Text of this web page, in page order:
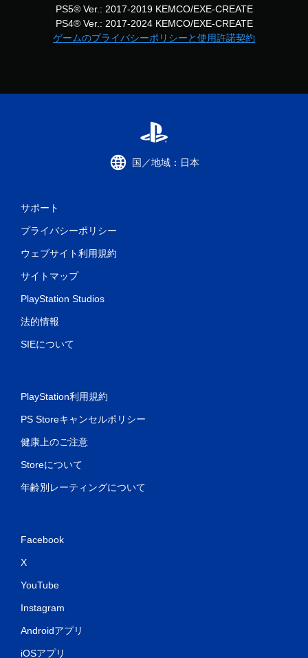
PS5® Ver.: 2017-2019 KEMCO/EXE-CREATE
PS4® Ver.: 2017-2024 KEMCO/EXE-CREATE
ゲームのプライバシーポリシーと使用許諾契約
国／地域：日本
サポート
プライバシーポリシー
ウェブサイト利用規約
サイトマップ
PlayStation Studios
法的情報
SIEについて
PlayStation利用規約
PS Storeキャンセルポリシー
健康上のご注意
Storeについて
年齢別レーティングについて
Facebook
X
YouTube
Instagram
Androidアプリ
iOSアプリ